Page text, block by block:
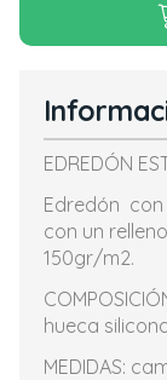
EDREDÓN
Edredón con
con un
150gr/m2.
hueca
MEDIDAS: